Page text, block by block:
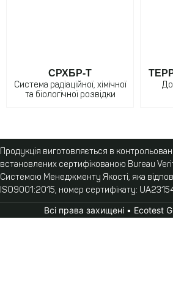
СРХБР-Т
Система радіаційної, хімічної
та біологічної розвідки
Продукція виготовляється в
встановлених сертифікованою Bureau
Системою Менеджменту Якості, яка
ISO9001:2015, номер сертифікату:
Всі права захищені • Ecotest